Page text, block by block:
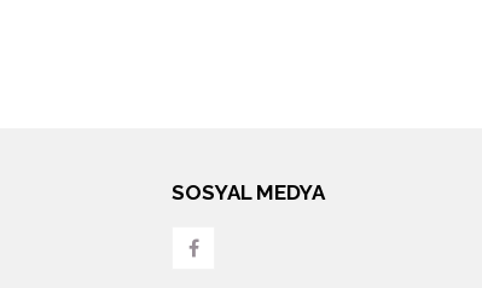
SOSYAL MEDYA